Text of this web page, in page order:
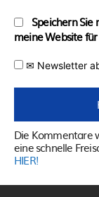
Speichern Sie
meine Website
✉ Newsletter
Die Kommentare
eine schnelle
HIER!